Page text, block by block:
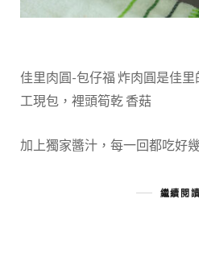
佳里肉圓-包仔福 炸肉圓是佳
工現包，裡頭筍乾 香菇
加上獨家醬汁，每一回都吃好
繼續閱讀